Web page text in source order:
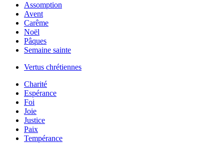
Assomption
Avent
Carême
Noël
Pâques
Semaine sainte
Vertus chrétiennes
Charité
Espérance
Foi
Joie
Justice
Paix
Tempérance